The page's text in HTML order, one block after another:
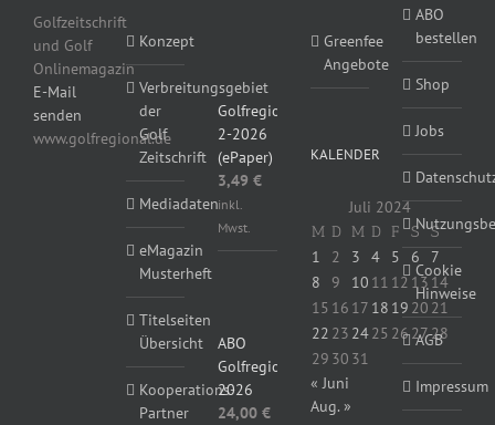
Golfzeitschrift
und Golf
Onlinemagazin
E-Mail
senden
www.golfregional.de
Konzept
Verbreitungsgebiet
der
Golf
Zeitschrift
Mediadaten
eMagazin
Musterheft
Titelseiten
Übersicht
Kooperations-
Partner
Golfregional
2-2026
(ePaper)
3,49€
inkl.
Mwst.
ABO
Golfregional
2026
24,00€
Greenfee
Angebote
KALENDER
Juli 2024
M D M D F S S
1 2 3 4 5 6
7
8
9 10 11 121314
15 16 17 18 19 20 21
22 23 2425 262728
29 30 31
« Juni
Aug. »
ABO
bestellen
Shop
Jobs
Cookie
Hinweise
AGB
Impressum